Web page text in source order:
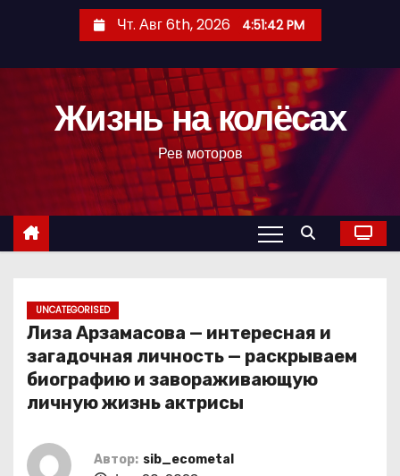
с
Чт. Авг 6th, 2026 4:51:44 PM
Жизнь на колёсах
Рев моторов
UNCATEGORISED
Лиза Арзамасова — интересная и
загадочная личность — раскрываем
биографию и завораживающую
личную жизнь актрисы
Автор: sib_ecometal